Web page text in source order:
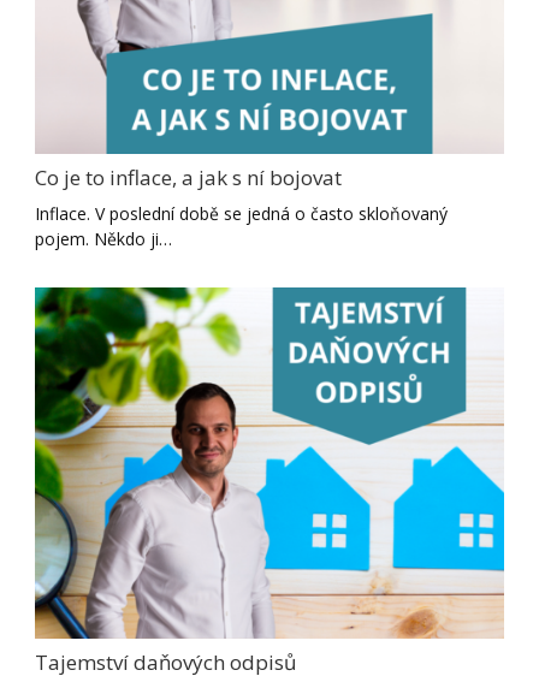
Co je to inflace, a jak s ní bojovat
Inflace. V poslední době se jedná o často skloňovaný
pojem. Někdo ji…
Tajemství daňových odpisů